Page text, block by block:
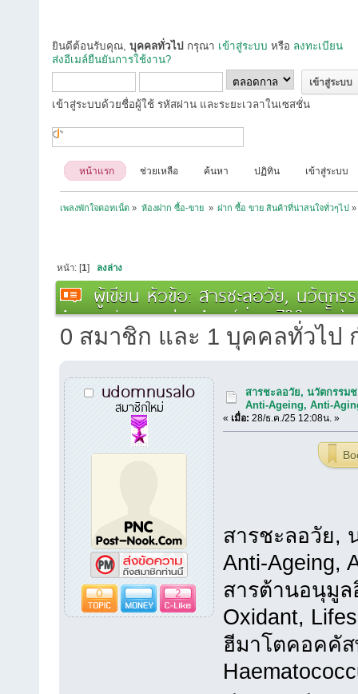
ยินดีต้อนรับคุณ, บุคคลทั่วไป กรุณา เข้าสู่ระบบ หรือ ลงทะเบียน
ส่งอีเมล์ยืนยันการใช้งาน?
เข้าสู่ระบบด้วยชื่อผู้ใช้ รหัสผ่าน และระยะเวลาในเซสชั่น
หน้าแรก ช่วยเหลือ ค้นหา ปฏิทิน เข้าสู่ระบบ
เพลงพักใจดอทเน็ต » ห้องฝาก ซื้อ-ขาย » ฝาก ซื้อ ขาย สินค้าที่น่าสนใจทั่วๆไป »
หน้า: [1] ลงล่าง
ผู้เขียน หัวข้อ: สารชะลอวัย, นวัตกร
Aging, Longevity, As (อ่าน 720 ครั้ง)
0 สมาชิก และ 1 บุคคลทั่วไป
udomnusalo
สมาชิกใหม่
0 2
สารชะลอวัย, นวัตกรรม
Anti-Ageing, Anti-
« เมื่อ: 28/ธ.ค./25 12:08น. »
สารชะลอวัย,
Anti-Ageing,
สารต้านอนุมู
Oxidant,
ฮีมาโตคอคคัส